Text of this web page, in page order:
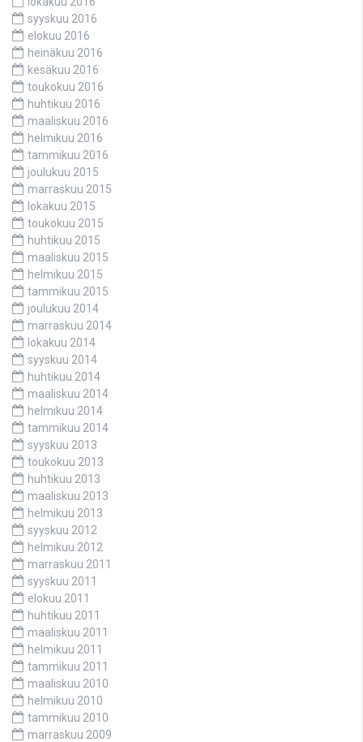
syyskuu 2016
elokuu 2016
heinäkuu 2016
kesäkuu 2016
toukokuu 2016
huhtikuu 2016
maaliskuu 2016
helmikuu 2016
tammikuu 2016
joulukuu 2015
marraskuu 2015
lokakuu 2015
toukokuu 2015
huhtikuu 2015
maaliskuu 2015
helmikuu 2015
tammikuu 2015
joulukuu 2014
marraskuu 2014
lokakuu 2014
syyskuu 2014
huhtikuu 2014
maaliskuu 2014
helmikuu 2014
tammikuu 2014
syyskuu 2013
toukokuu 2013
huhtikuu 2013
maaliskuu 2013
helmikuu 2013
syyskuu 2012
helmikuu 2012
marraskuu 2011
syyskuu 2011
elokuu 2011
huhtikuu 2011
maaliskuu 2011
helmikuu 2011
tammikuu 2011
maaliskuu 2010
helmikuu 2010
tammikuu 2010
marraskuu 2009